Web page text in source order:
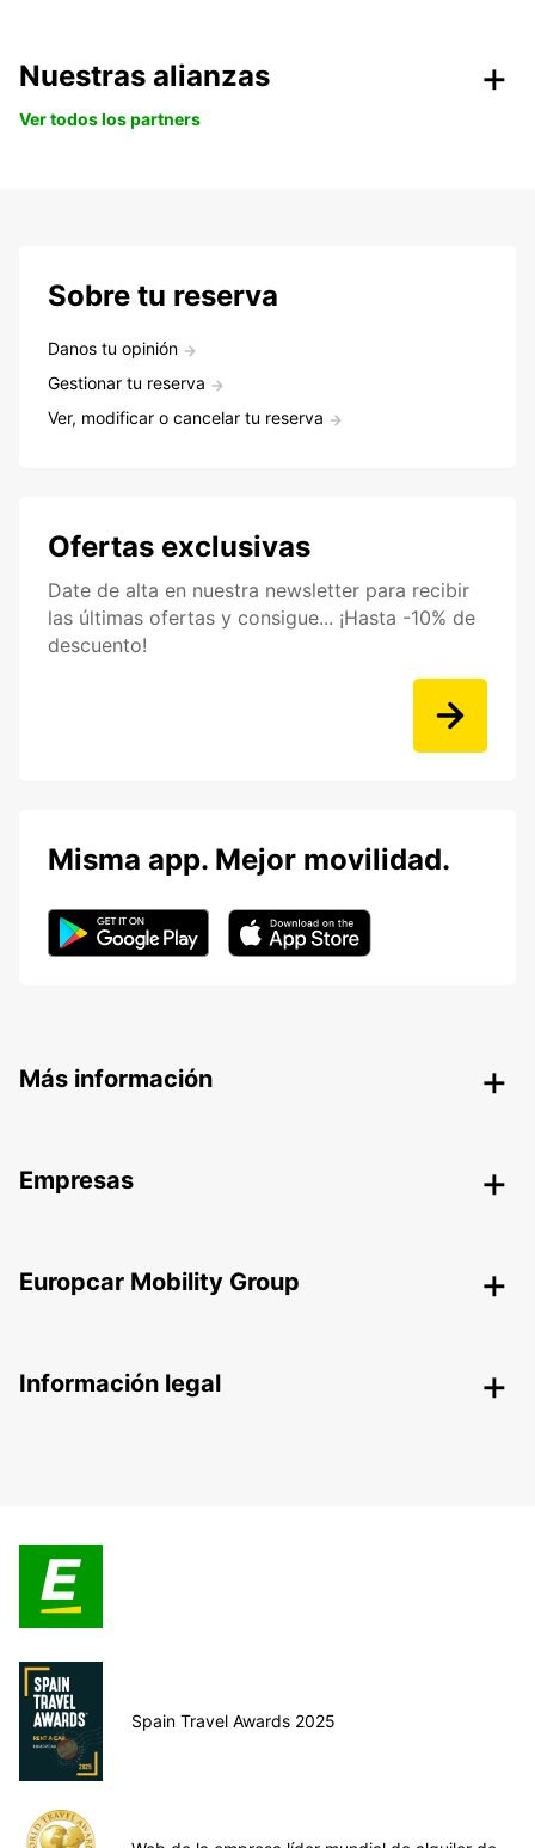
Nuestras alianzas
Ver todos los partners
Sobre tu reserva
Danos tu opinión
Gestionar tu reserva
Ver, modificar o cancelar tu reserva
Ofertas exclusivas
Date de alta en nuestra newsletter para recibir
las últimas ofertas y consigue... ¡Hasta -10% de
descuento!
Misma app. Mejor movilidad.
Más información
Empresas
Europcar Mobility Group
Información legal
Spain Travel Awards 2025